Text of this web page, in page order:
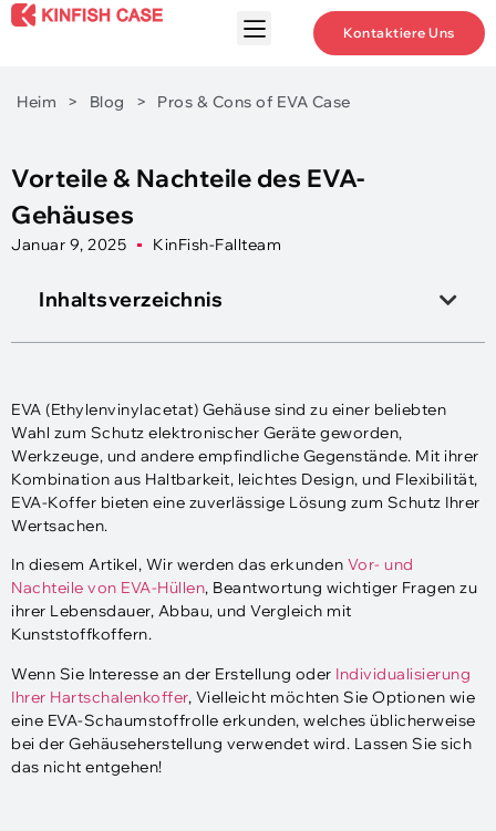
Kontaktiere Uns
Heim > Blog > Pros & Cons of EVA Case
Vorteile & Nachteile des EVA-
Gehäuses
Januar 9, 2025 KinFish-Fallteam
Inhaltsverzeichnis
EVA (Ethylenvinylacetat) Gehäuse sind zu einer beliebten
Wahl zum Schutz elektronischer Geräte geworden,
Werkzeuge, und andere empfindliche Gegenstände. Mit ihrer
Kombination aus Haltbarkeit, leichtes Design, und Flexibilität,
EVA-Koffer bieten eine zuverlässige Lösung zum Schutz Ihrer
Wertsachen.
In diesem Artikel, Wir werden das erkunden Vor- und
Nachteile von EVA-Hüllen, Beantwortung wichtiger Fragen zu
ihrer Lebensdauer, Abbau, und Vergleich mit
Kunststoffkoffern.
Wenn Sie Interesse an der Erstellung oder Individualisierung
Ihrer Hartschalenkoffer, Vielleicht möchten Sie Optionen wie
eine EVA-Schaumstoffrolle erkunden, welches üblicherweise
bei der Gehäuseherstellung verwendet wird. Lassen Sie sich
das nicht entgehen!